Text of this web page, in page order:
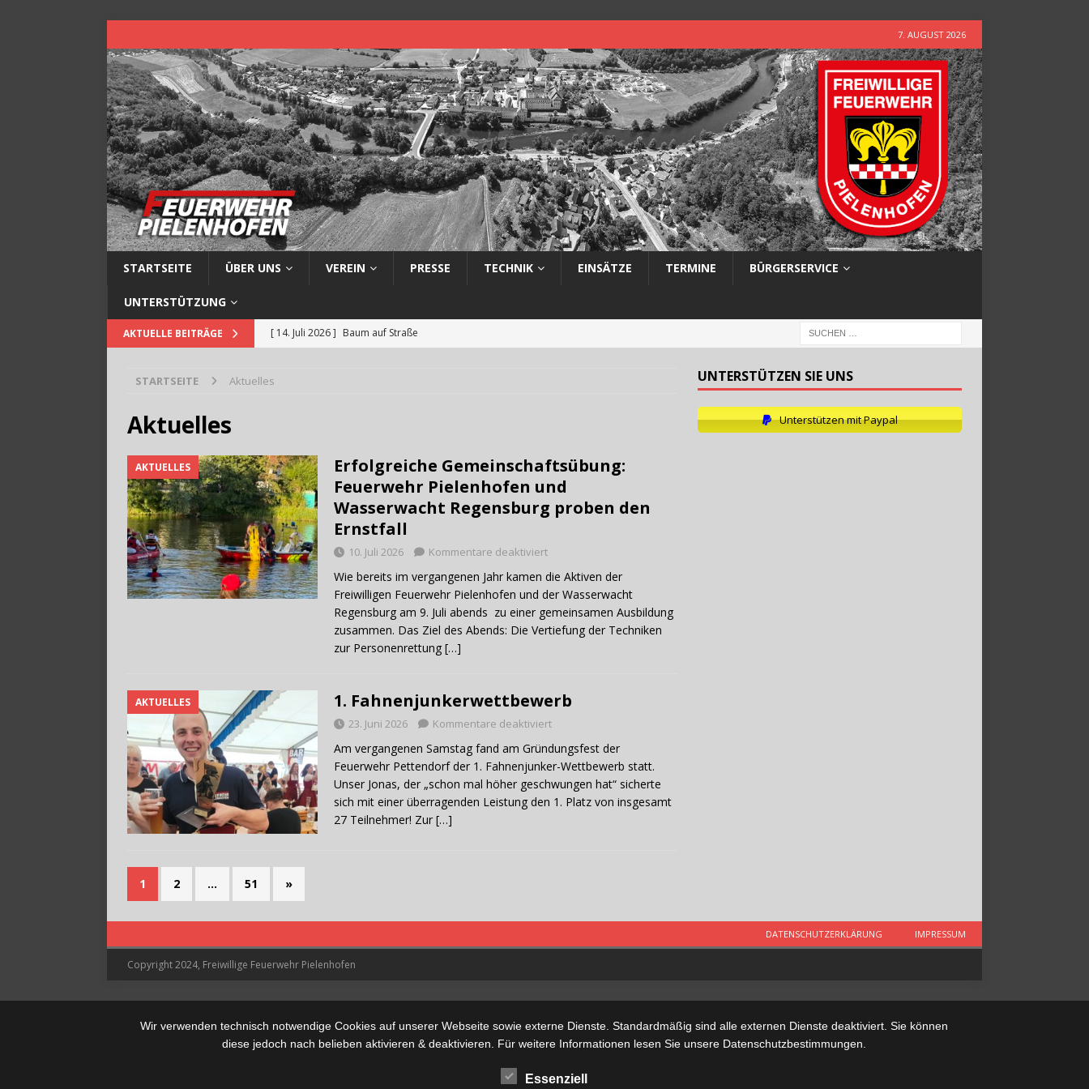
7. AUGUST 2026
STARTSEITE ÜBER UNS VEREIN PRESSE TECHNIK EINSÄTZE TERMINE BÜRGERSERVICE
UNTERSTÜTZUNG
AKTUELLE BEITRÄGE [ 14. Juli 2026 ] Baum auf Straße
[ 28. Juli 2026 ]
STARTSEITE Aktuelles
Aktuelles
AKTUELLES
Erfolgreiche Gemeinschaftsübung:
Feuerwehr Pielenhofen und
Wasserwacht Regensburg proben den
Ernstfall
10. Juli 2026 Kommentare deaktiviert
Wie bereits im vergangenen Jahr kamen die Aktiven der
Freiwilligen Feuerwehr Pielenhofen und der Wasserwacht
Regensburg am 9. Juli abends zu einer gemeinsamen Ausbildung
zusammen. Das Ziel des Abends: Die Vertiefung der Techniken
zur Personenrettung […]
AKTUELLES 1. Fahnenjunkerwettbewerb
23. Juni 2026 Kommentare deaktiviert
Am vergangenen Samstag fand am Gründungsfest der
Feuerwehr Pettendorf der 1. Fahnenjunker-Wettbewerb statt.
Unser Jonas, der „schon mal höher geschwungen hat“ sicherte
sich mit einer überragenden Leistung den 1. Platz von insgesamt
27 Teilnehmer! Zur […]
1 2 … 51 »
UNTERSTÜTZEN SIE UNS
Unterstützen mit Paypal
DATENSCHUTZERKLÄRUNG IMPRESSUM
Copyright 2024, Freiwillige Feuerwehr Pielenhofen
Wir verwenden technisch notwendige Cookies auf unserer Webseite sowie externe Dienste. Standardmäßig sind alle externen Dienste deaktiviert. Sie können
diese jedoch nach belieben aktivieren & deaktivieren. Für weitere Informationen lesen Sie unsere Datenschutzbestimmungen.
Essenziell